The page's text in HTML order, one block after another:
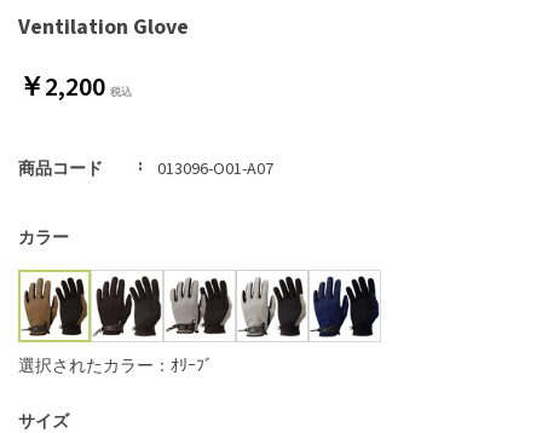
Ventilation Glove
￥2,200
商品コード 013096-O01-A07
カラー
選択されたカラー：ｵﾘｰﾌﾞ
サイズ